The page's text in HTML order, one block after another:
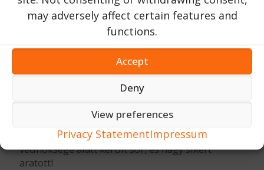
may adversely affect certain features and
functions.
Accept
Deny
View preferences
Privacy StatementImpressum
German Quality Entertainment kommunikációs
osztályának vezetőjeként szervezte az eseményt.
Az oklevél átadásának magas megtiszteltetése
Mihai Claudiu Dumitrache-t illette meg. Ő
nemcsak zenész és író, hanem „Románia
legfiatalabb önéletrajzi szerzőjeként” is rekordot
kulturális nagykövete.
Az eseményre a bukaresti osztrák nagykövetség
védnöksége alatt került sor, és nagy sikert
aratott!